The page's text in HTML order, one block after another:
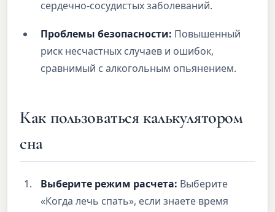
сердечно-сосудистых заболеваний.
Проблемы безопасности: Повышенный
риск несчастных случаев и ошибок,
сравнимый с алкогольным опьянением.
Как пользоваться калькулятором
сна
Выберите режим расчета: Выберите
«Когда лечь спать», если знаете время